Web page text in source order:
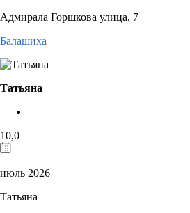
Адмирала Горшкова улица, 7
Балашиха
Татьяна
10,0
июль 2026
Татьяна